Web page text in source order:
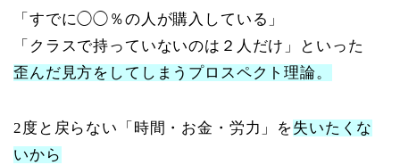
「すでに◯◯％の人が購入している」
「クラスで持っていないのは２人だけ」といった
歪んだ見方をしてしまうプロスペクト理論。
2度と戻らない「時間・お金・労力」を失いたくな
いから